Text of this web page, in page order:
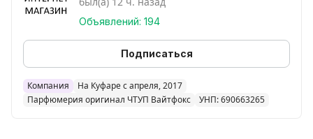
Объявлений: 194
Подписаться
Компания
На Куфаре с апреля, 2017
Парфюмерия оригинал ЧТУП Вайтфокс
УНП: 690663265